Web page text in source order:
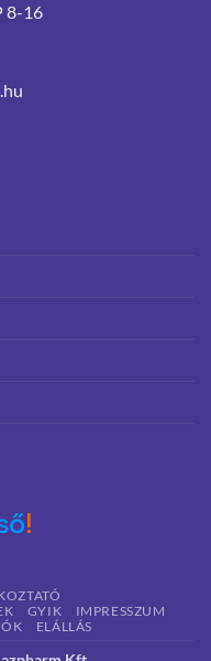
8-16
GYIK
IMPRESSZUM
ELÁLLÁS